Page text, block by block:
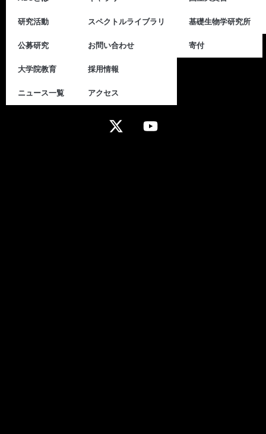
研究活動
公募研究
大学院教育
ニュース一覧
スペクトルライブラリ
お問い合わせ
採用情報
アクセス
基礎生物学研究所
寄付